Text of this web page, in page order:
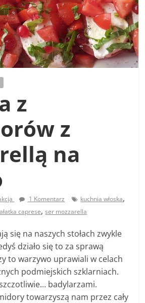
z
z
na
1 Komentarz kuchnia włoska,
caprese,ser mozzarella
się na naszych stołach zwykle
działo się to za sprawą
to warzywo uprawiali w celach
podmiejskich szklarniach.
badylarzami.
towarzyszą nam przez cały